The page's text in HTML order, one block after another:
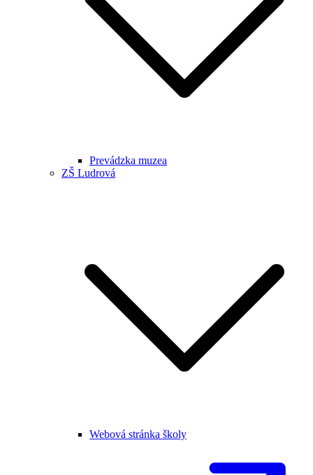
Prevádzka muzea
ZŠ Ludrová
Webová stránka školy